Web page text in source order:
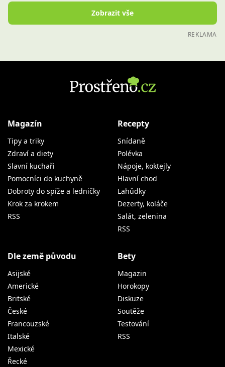
Zobrazit vše
REKLAMA
Magazín
Tipy a triky
Zdraví a diety
Slavní kuchaři
Pomocníci do kuchyně
Dobroty do spíže a ledničky
Krok za krokem
RSS
Recepty
Snídaně
Polévka
Nápoje, koktejly
Hlavní chod
Lahůdky
Dezerty, koláče
Salát, zelenina
RSS
Dle země původu
Asijské
Americké
Britské
České
Francouzské
Italské
Mexické
Řecké
Bety
Magazin
Horokopy
Diskuze
Soutěže
Testování
RSS